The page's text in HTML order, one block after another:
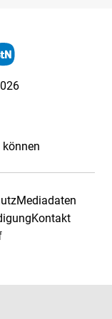
Mediadaten
Kontakt